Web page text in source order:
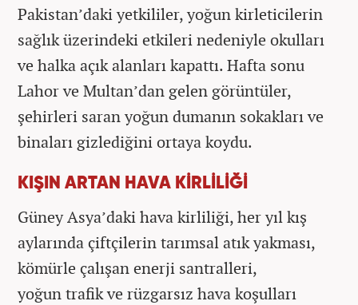
Pakistan’daki yetkililer, yoğun kirleticilerin
sağlık üzerindeki etkileri nedeniyle okulları
ve halka açık alanları kapattı. Hafta sonu
Lahor ve Multan’dan gelen görüntüler,
şehirleri saran yoğun dumanın sokakları ve
binaları gizlediğini ortaya koydu.
KIŞIN ARTAN HAVA KİRLİLİĞİ
Güney Asya’daki hava kirliliği, her yıl kış
aylarında çiftçilerin tarımsal atık yakması,
kömürle çalışan enerji santralleri,
yoğun trafik ve rüzgarsız hava koşulları